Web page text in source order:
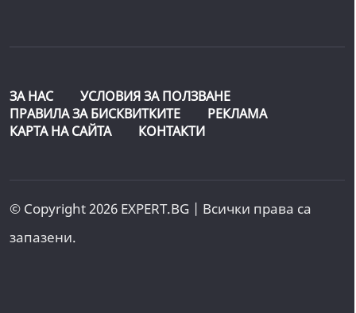
ЗА НАС
УСЛОВИЯ ЗА ПОЛЗВАНЕ
ПРАВИЛА ЗА БИСКВИТКИТЕ
РЕКЛАМА
КАРТА НА САЙТА
КОНТАКТИ
© Copyright 2026 EXPERT.BG | Всички права са
запазени.